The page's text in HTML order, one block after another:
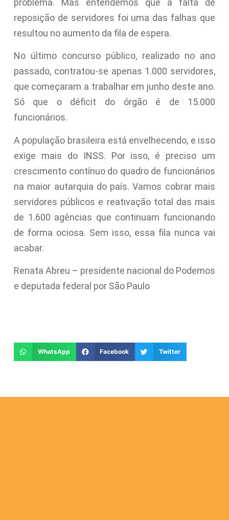
problema. Mas entendemos que a falta de
reposição de servidores foi uma das falhas que
resultou no aumento da fila de espera.
No último concurso público, realizado no ano
passado, contratou-se apenas 1.000 servidores,
que começaram a trabalhar em junho deste ano.
Só que o déficit do órgão é de 15.000
funcionários.
A população brasileira está envelhecendo, e isso
exige mais do INSS. Por isso, é preciso um
crescimento contínuo do quadro de funcionários
na maior autarquia do país. Vamos cobrar mais
servidores públicos e reativação total das mais
de 1.600 agências que continuam funcionando
de forma ociosa. Sem isso, essa fila nunca vai
acabar.
Renata Abreu – presidente nacional do Podemos
e deputada federal por São Paulo
WhatsApp Facebook Twitter